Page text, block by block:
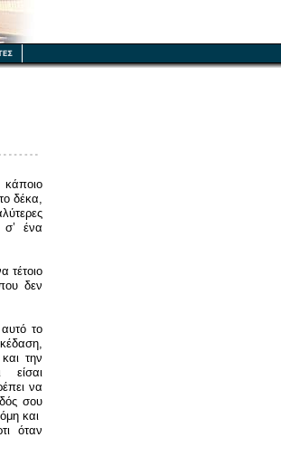
δέκα,
σ’ ένα
τέτοιο
δεν
το
την
είσαι
να
σου
και
όταν